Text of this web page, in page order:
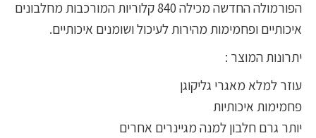
הפורמולה החדשה מכילה 840 קלוריות המורכבות מחלבונים
איכותיים ופחמימות מהירות לעיכול ושומנים איכותיים.
יתרונות המוצר :
עוזר למלא מאגרי גליקוגן
פחמימות איכותיות
יותר גרם חלבון למנה מגיינרים אחרים